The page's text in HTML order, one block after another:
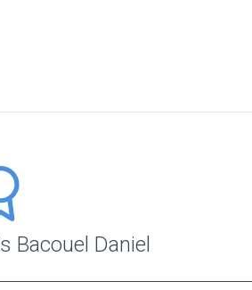
Bacouel Daniel